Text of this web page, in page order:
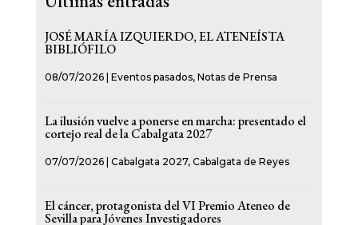
JOSÉ MARÍA IZQUIERDO, EL ATENEÍSTA
BIBLIÓFILO
08/07/2026| Eventos pasados, Notas de Prensa
La ilusión vuelve a ponerse en marcha: presentado el
cortejo real de la Cabalgata 2027
07/07/2026| Cabalgata 2027, Cabalgata de Reyes
El cáncer, protagonista del VI Premio Ateneo de
Sevilla para Jóvenes Investigadores